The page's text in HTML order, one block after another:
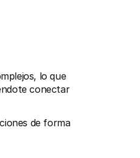
lo que
conectar
de forma